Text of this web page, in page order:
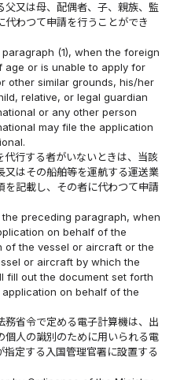
父又は母、配偶者、子、親族、監
わつて申請を行うことができ
(1), when the foreign
age or is unable to apply for
other similar grounds, his/her
relative, or legal guardian
or any other person
may file the application
代行する者がいないときは、当該
又はその船舶等を運航する運送業
を記載し、その者に代わつて申請
preceding paragraph, when
on behalf of the
of the vessel or aircraft or the
or aircraft by which the
fill out the document set forth
on behalf of the
務省令で定める電子計算機は、出
個人の識別のために用いられる電
定する入国管理官署に設置する